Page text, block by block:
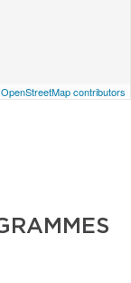
contributors